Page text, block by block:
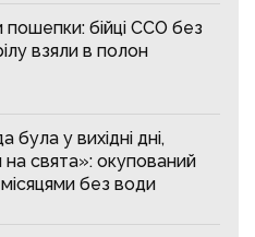
бійці ССО без
взяли в полон
була у вихідні дні,
свята»: окупований
без води